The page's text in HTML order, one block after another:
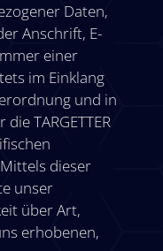
Daten,
Anschrift, E-
einer
im Einklang
und in
TARGETTER
dieser
unser
über Art,
erhobenen,